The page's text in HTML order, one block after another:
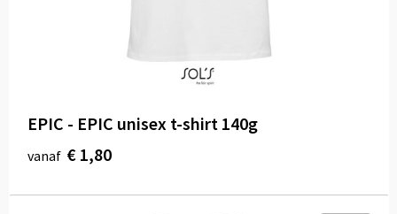
EPIC - EPIC unisex t-shirt 140g
vanaf € 1,80